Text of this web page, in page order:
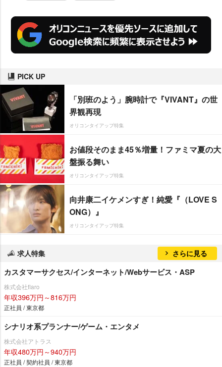
PICK UP
「別班のよう」腕時計で『VIVANT』の世
界観再現
オリコンタイアップ特集
お値段そのまま45％増量！ファミマ夏の大
盤振る舞い
オリコンタイアップ特集
向井康二イケメンすぎ！純愛『（LOVE S
ONG）』
オリコンタイアップ特集
求人特集 さらに見る
カスタマーサクセス/インターネット/Webサービス・ASP
株式会社flaro
年収396万円～816万円
正社員 / 東京都
シナリオ系プランナー/ゲーム・エンタメ
株式会社アトラス
年収480万円～940万円
正社員 / 契約社員 / 東京都